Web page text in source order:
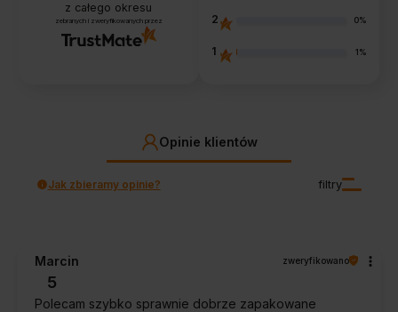
z całego okresu
zebranych i zweryfikowanych przez 2 0%
1 1%
Opinie klientów
filtry
Jak zbieramy opinie?
Marcin zweryfikowano
5
Polecam szybko sprawnie dobrze zapakowane